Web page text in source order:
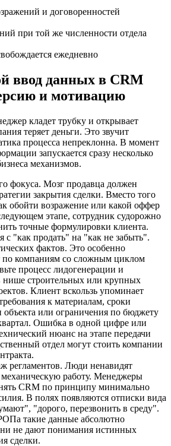
и договоренностей
при той же численности отдела
ежедневно
ввод данных в CRM
и мотивацию
кладет трубку и открывает
теряет деньги. Это звучит
процесса непреклонна. В момент
запускается сразу несколько
механизмов.
фокуса. Мозг продавца должен
закрытия сделки. Вместо того
обойти возражение или какой оффер
этапе, сотрудник судорожно
точные формулировки клиента.
с "как продать" на "как не забыть".
фактов. Это особенно
по компаниям со сложным циклом
процесс лидогенерации и
нише строительных или крупных
Клиент вскользь упоминает
к материалам, сроки
объекта или ограничения по бюджету
Ошибка в одной цифре или
нюанс на этапе передачи
отдел могут стоить компании
регламентов. Люди ненавидят
работу. Менеджеры
CRM по принципу минимально
В полях появляются отписки вида
"дорого, перезвонить в среду".
такие данные абсолютно
не дают понимания истинных
сделки.